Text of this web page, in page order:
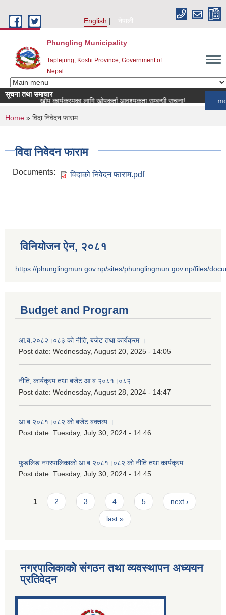
English
नेपाली
Phungling Municipality
Taplejung, Koshi Province, Government of
Nepal
सूचना तथा समाचार
खोप कार्यक्रमका लागि खोपकर्ता आवश्यकता सम्बन्धी सूचना!
You are here
Home » विदा निवेदन फाराम
विदा निवेदन फाराम
Documents: विदाको निवेदन फाराम.pdf
विनियोजन ऐन‚ २०८१
https://phunglingmun.gov.np/sites/phunglingmun.gov.np/files/
Budget and Program
आ.ब.२०८२।०८३ को नीति‚ बजेट तथा कार्यक्रम ।
Post date: Wednesday, August 20, 2025 - 14:05
नीति‚ कार्यक्रम तथा बजेट आ.ब.२०८१।०८२
Post date: Wednesday, August 28, 2024 - 14:47
आ.ब.२०८१।०८२ को बजेट बक्तव्य ।
Post date: Tuesday, July 30, 2024 - 14:46
फुङलिङ नगरपालिकाको आ.ब.२०८१।०८२ को नीति तथा कार्यक्रम
Post date: Tuesday, July 30, 2024 - 14:45
Pages
1 2 3 4 5 next ›
last »
नगरपालिकाको संगठन तथा व्यवस्थापन अध्ययन
प्रतिवेदन